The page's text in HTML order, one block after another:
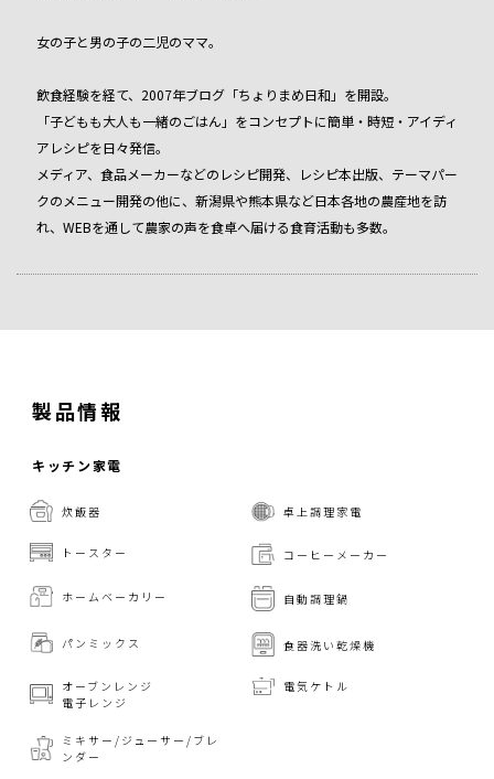
女の子と男の子の二児のママ。
飲食経験を経て、2007年ブログ「ちょりまめ日和」を開設。
「子どもも大人も一緒のごはん」をコンセプトに簡単・時短・アイディ
アレシピを日々発信。
メディア、食品メーカーなどのレシピ開発、レシピ本出版、テーマパー
クのメニュー開発の他に、新潟県や熊本県など日本各地の農産地を訪
れ、WEBを通して農家の声を食卓へ届ける食育活動も多数。
製品情報
キッチン家電
炊飯器 卓上調理家電
トースター コーヒーメーカー
ホームベーカリー 自動調理鍋
パンミックス 食器洗い乾燥機
オーブンレンジ
電子レンジ
電気ケトル
ミキサー/ジューサー/ ブレ
ンダー